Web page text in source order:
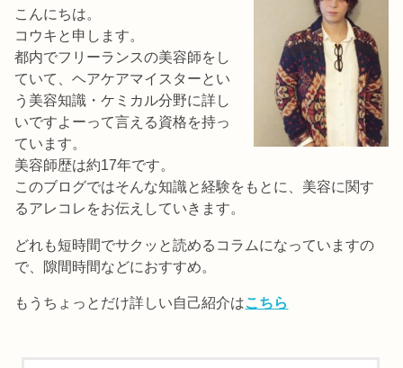
こんにちは。
コウキと申します。
都内でフリーランスの美容師をし
ていて、ヘアケアマイスターとい
う美容知識・ケミカル分野に詳し
いですよーって言える資格を持っ
ています。
美容師歴は約17年です。
このブログではそんな知識と経験をもとに、美容に関す
るアレコレをお伝えしていきます。
どれも短時間でサクッと読めるコラムになっていますの
で、隙間時間などにおすすめ。
もうちょっとだけ詳しい自己紹介はこちら